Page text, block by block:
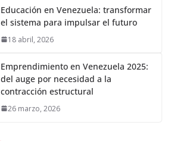
Educación en Venezuela: transformar
el sistema para impulsar el futuro
18 abril, 2026
Emprendimiento en Venezuela 2025:
del auge por necesidad a la
contracción estructural
26 marzo, 2026